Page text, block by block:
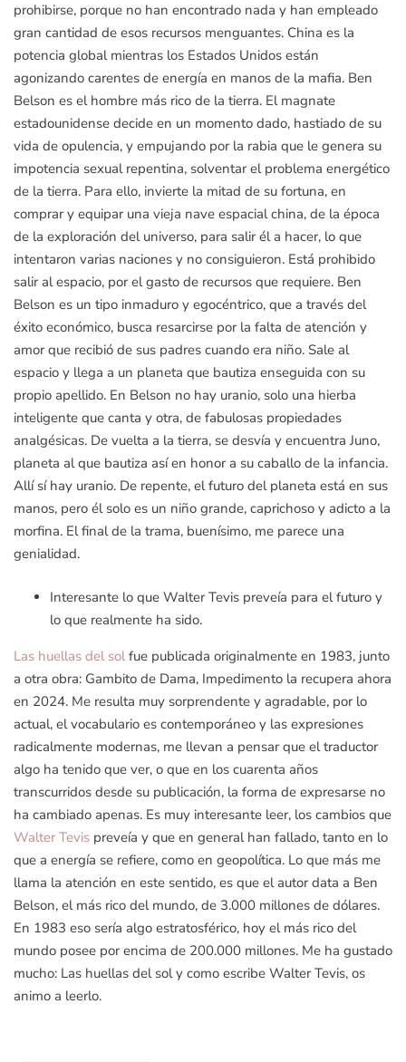
prohibirse, porque no han encontrado nada y han empleado
gran cantidad de esos recursos menguantes. China es la
potencia global mientras los Estados Unidos están
agonizando carentes de energía en manos de la mafia. Ben
Belson es el hombre más rico de la tierra. El magnate
estadounidense decide en un momento dado, hastiado de su
vida de opulencia, y empujando por la rabia que le genera su
impotencia sexual repentina, solventar el problema energético
de la tierra. Para ello, invierte la mitad de su fortuna, en
comprar y equipar una vieja nave espacial china, de la época
de la exploración del universo, para salir él a hacer, lo que
intentaron varias naciones y no consiguieron. Está prohibido
salir al espacio, por el gasto de recursos que requiere. Ben
Belson es un tipo inmaduro y egocéntrico, que a través del
éxito económico, busca resarcirse por la falta de atención y
amor que recibió de sus padres cuando era niño. Sale al
espacio y llega a un planeta que bautiza enseguida con su
propio apellido. En Belson no hay uranio, solo una hierba
inteligente que canta y otra, de fabulosas propiedades
analgésicas. De vuelta a la tierra, se desvía y encuentra Juno,
planeta al que bautiza así en honor a su caballo de la infancia.
Allí sí hay uranio. De repente, el futuro del planeta está en sus
manos, pero él solo es un niño grande, caprichoso y adicto a la
morfina. El final de la trama, buenísimo, me parece una
genialidad.
Interesante lo que Walter Tevis preveía para el futuro y
lo que realmente ha sido.
Las huellas del solfue publicada originalmente en 1983, junto
a otra obra: Gambito de Dama, Impedimento la recupera ahora
en 2024. Me resulta muy sorprendente y agradable, por lo
actual, el vocabulario es contemporáneo y las expresiones
radicalmente modernas, me llevan a pensar que el traductor
algo ha tenido que ver, o que en los cuarenta años
transcurridos desde su publicación, la forma de expresarse no
ha cambiado apenas. Es muy interesante leer, los cambios que
Walter Tevis preveía y que en general han fallado, tanto en lo
que a energía se refiere, como en geopolítica. Lo que más me
llama la atención en este sentido, es que el autor data a Ben
Belson, el más rico del mundo, de 3.000 millones de dólares.
En 1983 eso sería algo estratosférico, hoy el más rico del
mundo posee por encima de 200.000 millones. Me ha gustado
mucho: Las huellas del sol y como escribe Walter Tevis, os
animo a leerlo.